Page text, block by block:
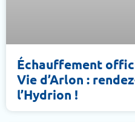
Échauffement
Vie d’Arlon :
l’Hydrion !